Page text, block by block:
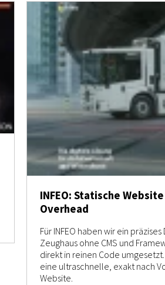
INFEO: Statische
Overhead
Für INFEO haben wir ein präzises
Zeughaus ohne CMS und
direkt in reinen Code umgesetzt.
eine ultraschnelle, exakt nach
Website.